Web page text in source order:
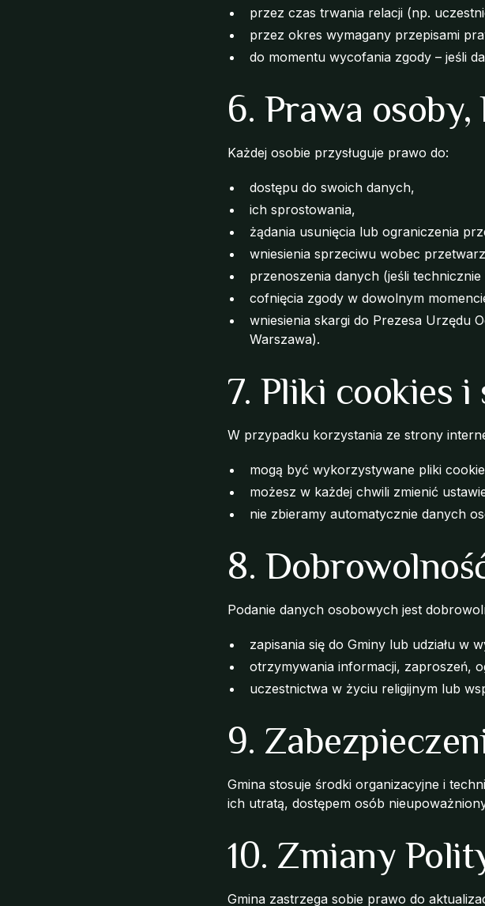
przez czas trwania relacji (np.
przez okres wymagany przepisami
do momentu wycofania zgody – jeśli
6. Prawa
Każdej osobie przysługuje prawo do:
dostępu do swoich danych,
ich sprostowania,
żądania usunięcia lub ograniczenia
wniesienia sprzeciwu wobec
przenoszenia danych (jeśli technicznie
cofnięcia zgody w dowolnym
wniesienia skargi do Prezesa Urzędu
Warszawa).
7. Pliki cookies
W przypadku korzystania ze strony
mogą być wykorzystywane pliki
możesz w każdej chwili zmienić
nie zbieramy automatycznie danych
8.
Podanie danych osobowych jest
zapisania się do Gminy lub udziału w
otrzymywania informacji, zaproszeń,
uczestnictwa w życiu religijnym lub
9.
Gmina stosuje środki organizacyjne i
ich utratą, dostępem osób
10. Zmiany
Gmina zastrzega sobie prawo do